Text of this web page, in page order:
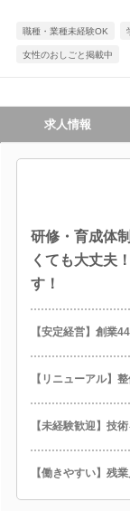
職種・業種未経験OK
女性のおしごと掲載中
求人情報
研修・育成体
くても大丈夫
す！
【安定経営】創業
【リニューアル】
【未経験歓迎】技
【働きやすい】残